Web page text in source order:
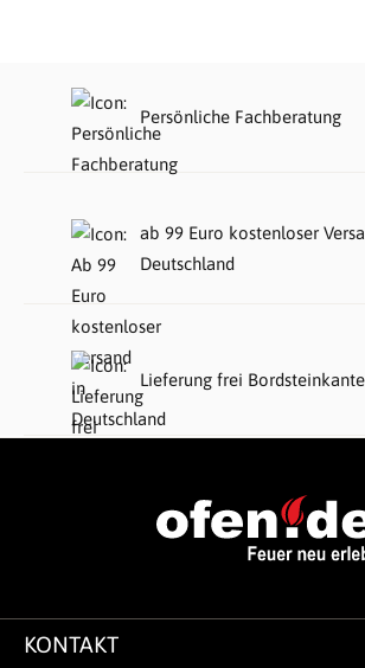
Persönliche Fachberatung
ab 99 Euro kostenloser
Deutschland
Lieferung frei Bordsteinkante
KONTAKT